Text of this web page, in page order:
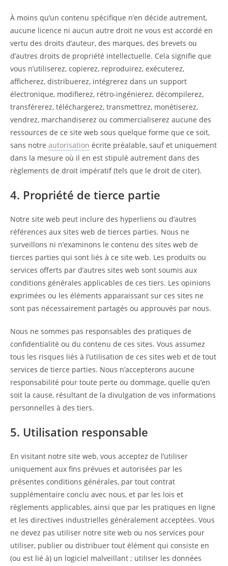
À moins qu’un contenu spécifique n’en décide autrement,
aucune licence ni aucun autre droit ne vous est accordé en
vertu des droits d’auteur, des marques, des brevets ou
d’autres droits de propriété intellectuelle. Cela signifie que
vous n’utiliserez, copierez, reproduirez, exécuterez,
afficherez, distribuerez, intégrerez dans un support
électronique, modifierez, rétro-ingénierez, décompilerez,
transférerez, téléchargerez, transmettrez, monétiserez,
vendrez, marchandiserez ou commercialiserez aucune des
ressources de ce site web sous quelque forme que ce soit,
sans notre autorisation écrite préalable, sauf et uniquement
dans la mesure où il en est stipulé autrement dans des
règlements de droit impératif (tels que le droit de citer).
4. Propriété de tierce partie
Notre site web peut inclure des hyperliens ou d’autres
références aux sites web de tierces parties. Nous ne
surveillons ni n’examinons le contenu des sites web de
tierces parties qui sont liés à ce site web. Les produits ou
services offerts par d’autres sites web sont soumis aux
conditions générales applicables de ces tiers. Les opinions
exprimées ou les éléments apparaissant sur ces sites ne
sont pas nécessairement partagés ou approuvés par nous.
Nous ne sommes pas responsables des pratiques de
confidentialité ou du contenu de ces sites. Vous assumez
tous les risques liés à l’utilisation de ces sites web et de tout
services de tierce parties. Nous n’accepterons aucune
responsabilité pour toute perte ou dommage, quelle qu’en
soit la cause, résultant de la divulgation de vos informations
personnelles à des tiers.
5. Utilisation responsable
En visitant notre site web, vous acceptez de l’utiliser
uniquement aux fins prévues et autorisées par les
présentes conditions générales, par tout contrat
supplémentaire conclu avec nous, et par les lois et
règlements applicables, ainsi que par les pratiques en ligne
et les directives industrielles généralement acceptées. Vous
ne devez pas utiliser notre site web ou nos services pour
utiliser, publier ou distribuer tout élément qui consiste en
(ou est lié à) un logiciel malveillant ; utiliser les données